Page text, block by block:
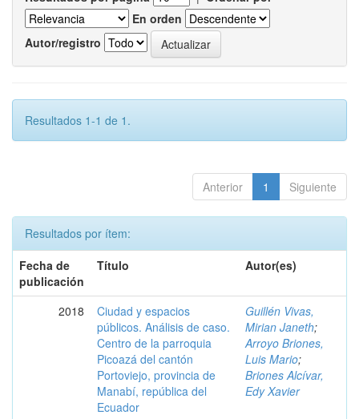
En orden
Autor/registro
Resultados 1-1 de 1.
Anterior 1 Siguiente
Resultados por ítem:
Fecha de
publicación
Título Autor(es)
2018
Ciudad y espacios
públicos. Análisis de caso.
Centro de la parroquia
Picoazá del cantón
Portoviejo, provincia de
Manabí, república del
Ecuador
Guillén Vivas,
Mirian Janeth;
Arroyo Briones,
Luis Mario;
Briones Alcívar,
Edy Xavier